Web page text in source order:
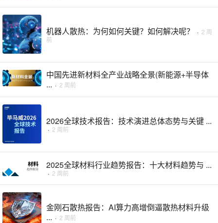
机器人散热：为何如何关键？如何解决呢？ · 2 周
前
中国先进新材料全产业战略全景(新能源+半导体
... · 2 周前
2026全球技术报告：技术演进总体态势与关键 ...
· 2 周前
2025全球材料行业趋势报告：十大材料趋势与 ...
· 2 周前
金刚石散热报告：AI算力高增倒逼散热材料升级
... · 2 周前